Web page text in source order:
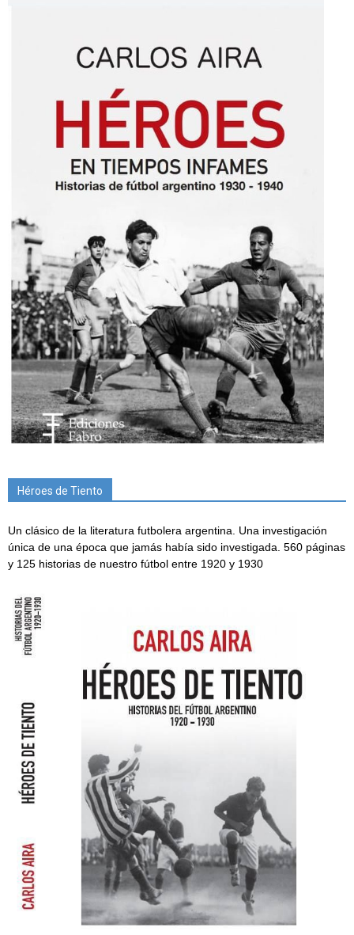
Héroes de Tiento
Un clásico de la literatura futbolera argentina. Una investigación
única de una época que jamás había sido investigada. 560 páginas
y 125 historias de nuestro fútbol entre 1920 y 1930